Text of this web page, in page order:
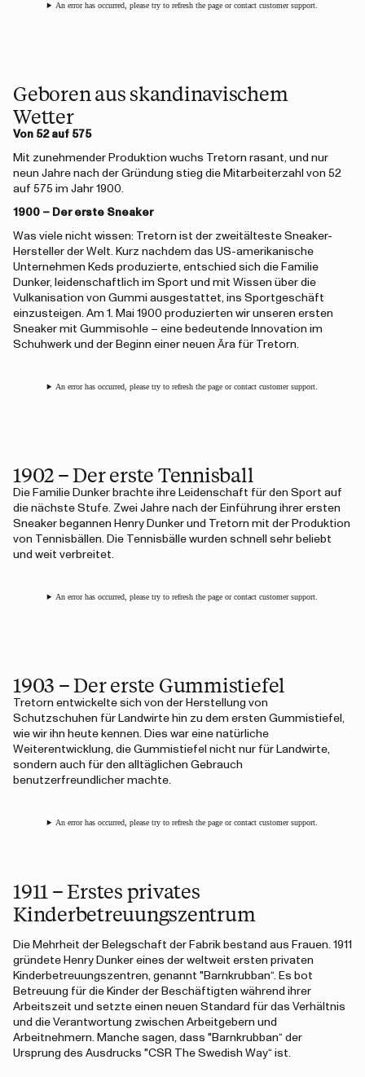
An error has occurred, please try to refresh the page or contact customer support.
Geboren aus skandinavischem
Wetter
Von 52 auf 575
Mit zunehmender Produktion wuchs Tretorn rasant, und nur
neun Jahre nach der Gründung stieg die Mitarbeiterzahl von 52
auf 575 im Jahr 1900.
1900 – Der erste Sneaker
Was viele nicht wissen: Tretorn ist der zweitälteste Sneaker-
Hersteller der Welt. Kurz nachdem das US-amerikanische
Unternehmen Keds produzierte, entschied sich die Familie
Dunker, leidenschaftlich im Sport und mit Wissen über die
Vulkanisation von Gummi ausgestattet, ins Sportgeschäft
einzusteigen. Am 1. Mai 1900 produzierten wir unseren ersten
Sneaker mit Gummisohle – eine bedeutende Innovation im
Schuhwerk und der Beginn einer neuen Ära für Tretorn.
An error has occurred, please try to refresh the page or contact customer support.
1902 – Der erste Tennisball
Die Familie Dunker brachte ihre Leidenschaft für den Sport auf
die nächste Stufe. Zwei Jahre nach der Einführung ihrer ersten
Sneaker begannen Henry Dunker und Tretorn mit der Produktion
von Tennisbällen. Die Tennisbälle wurden schnell sehr beliebt
und weit verbreitet.
An error has occurred, please try to refresh the page or contact customer support.
1903 – Der erste Gummistiefel
Tretorn entwickelte sich von der Herstellung von
Schutzschuhen für Landwirte hin zu dem ersten Gummistiefel,
wie wir ihn heute kennen. Dies war eine natürliche
Weiterentwicklung, die Gummistiefel nicht nur für Landwirte,
sondern auch für den alltäglichen Gebrauch
benutzerfreundlicher machte.
An error has occurred, please try to refresh the page or contact customer support.
1911 – Erstes privates
Kinderbetreuungszentrum
Die Mehrheit der Belegschaft der Fabrik bestand aus Frauen. 1911
gründete Henry Dunker eines der weltweit ersten privaten
Kinderbetreuungszentren, genannt "Barnkrubban“. Es bot
Betreuung für die Kinder der Beschäftigten während ihrer
Arbeitszeit und setzte einen neuen Standard für das Verhältnis
und die Verantwortung zwischen Arbeitgebern und
Arbeitnehmern. Manche sagen, dass "Barnkrubban“ der
Ursprung des Ausdrucks "CSR The Swedish Way“ ist.